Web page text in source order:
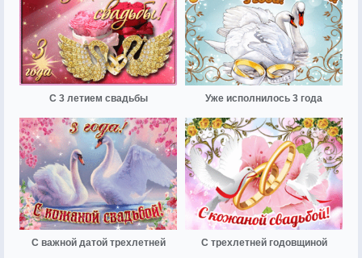
С 3 летием свадьбы Уже исполнилось 3 года
С важной датой трехлетней С трехлетней годовщиной